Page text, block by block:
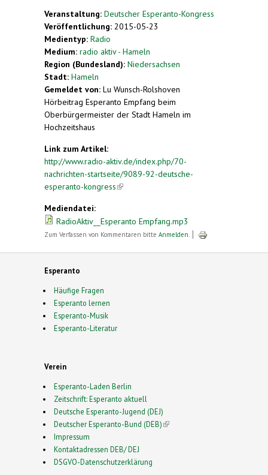
Veranstaltung: Deutscher Esperanto-Kongress
Veröffentlichung: 2015-05-23
Medientyp: Radio
Medium: radio aktiv - Hameln
Region (Bundesland): Niedersachsen
Stadt: Hameln
Gemeldet von: Lu Wunsch-Rolshoven
Hörbeitrag Esperanto Empfang beim
Oberbürgermeister der Stadt Hameln im
Hochzeitshaus
Link zum Artikel:
http://www.radio-aktiv.de/index.php/70-
nachrichten-startseite/9089-92-deutsche-
esperanto-kongress(link is external)
Mediendatei:
RadioAktiv__Esperanto Empfang.mp3
Zum Verfassen von Kommentaren bitte Anmelden
Esperanto
Häufige Fragen
Esperanto lernen
Esperanto-Musik
Esperanto-Literatur
Verein
Esperanto-Laden Berlin
Zeitschrift: Esperanto aktuell
Deutsche Esperanto-Jugend (DEJ)
Deutscher Esperanto-Bund (DEB)(link is external)
Impressum
Kontaktadressen DEB/ DEJ
DSGVO-Datenschutzerklärung